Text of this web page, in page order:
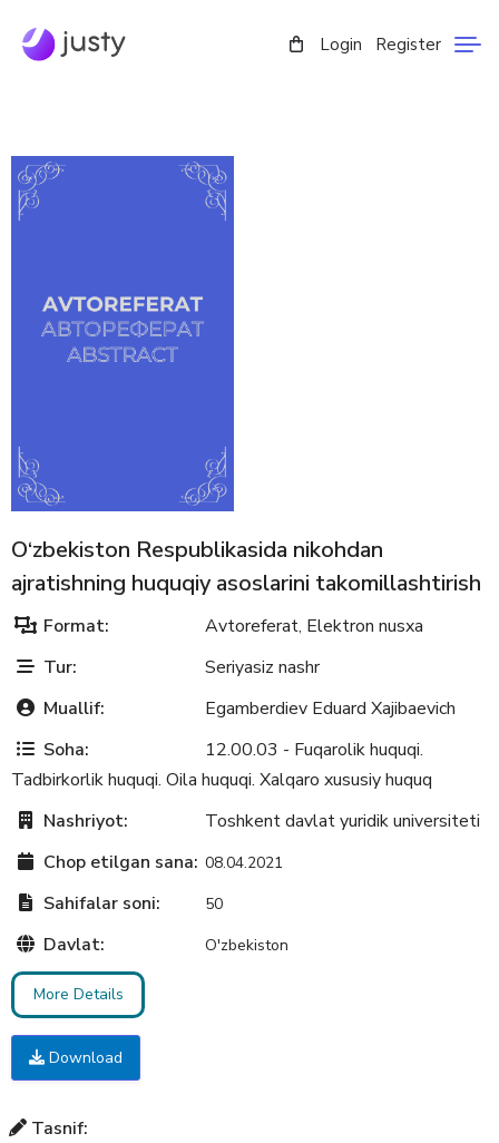
Login Register
O‘zbekiston Respublikasida nikohdan
ajratishning huquqiy asoslarini takomillashtirish
Format: Avtoreferat, Elektron nusxa
Tur:
Seriyasiz nashr
Muallif:
Egamberdiev Eduard Xajibaevich
Soha:
12.00.03 - Fuqarolik huquqi.
Tadbirkorlik huquqi. Oila huquqi. Xalqaro xususiy huquq
Nashriyot:
Toshkent davlat yuridik universiteti
Chop etilgan sana: 08.04.2021
Sahifalar soni: 50
Davlat: O'zbekiston
More Details
Download
Tasnif: